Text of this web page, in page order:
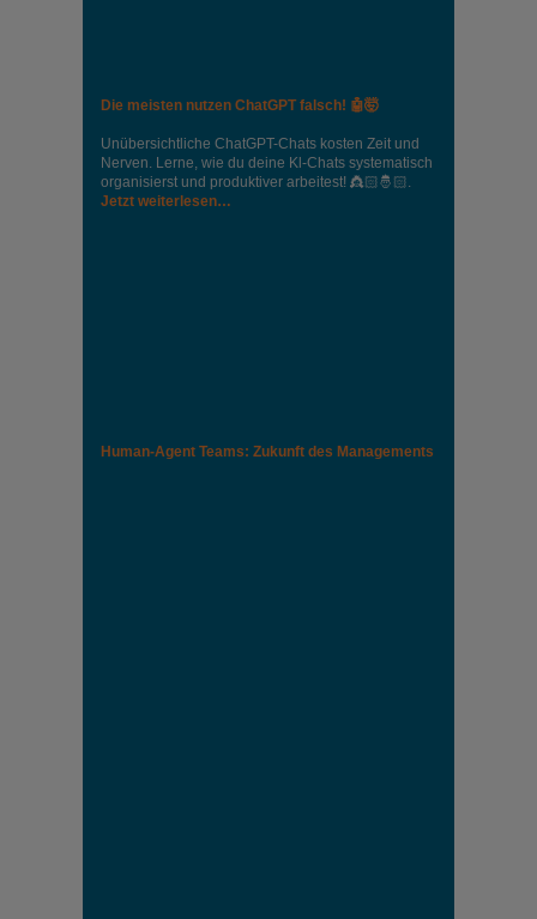
Die meisten nutzen ChatGPT falsch! 🤖🤯
Unübersichtliche ChatGPT-Chats kosten Zeit und
Nerven. Lerne, wie du deine Kl-Chats systematisch
organisierst und produktiver arbeitest! 👸🏻🤴🏻.
Jetzt weiterlesen…
Human-Agent Teams: Zukunft des Managements